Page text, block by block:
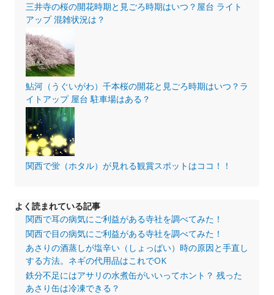
三井寺の桜の開花時期と見ごろ時期はいつ？屋台 ライト
アップ 混雑状況は？
鮎河（うぐいがわ）千本桜の開花と見ごろ時期はいつ？ラ
イトアップ 屋台 駐車場はある？
関西で蛍（ホタル）が見れる観賞スポットはココ！！
よく読まれている記事
関西で耳の病気にご利益がある寺社を調べてみた！
関西で目の病気にご利益がある寺社を調べてみた！
あさりの酒蒸しが塩辛い（しょっぱい）時の原因と手直し
する方法。ネギの代用品はこれでOK
鉄分不足にはアサリの水煮缶がいいってホント？ 残った
あさり缶は冷凍できる？